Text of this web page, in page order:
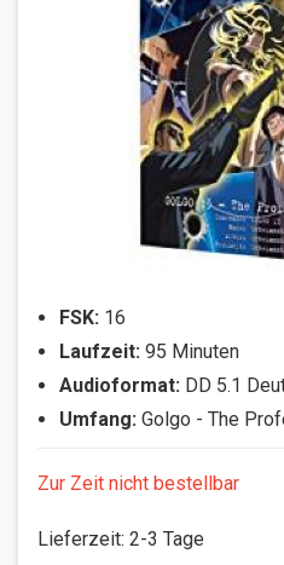
FSK: 16
Laufzeit: 95 Minuten
Audioformat: DD 5.1
Umfang: Golgo - The
Zur Zeit nicht bestellbar
Lieferzeit: 2-3 Tage